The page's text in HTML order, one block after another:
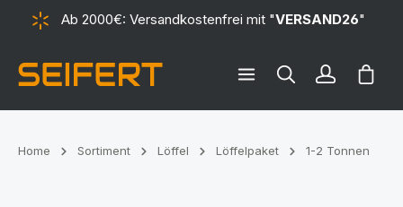
springenAb 2000€: Versandkostenfrei mit "VERSAND26"
Home Sortiment Löffel Löffelpaket 1-2 Tonnen